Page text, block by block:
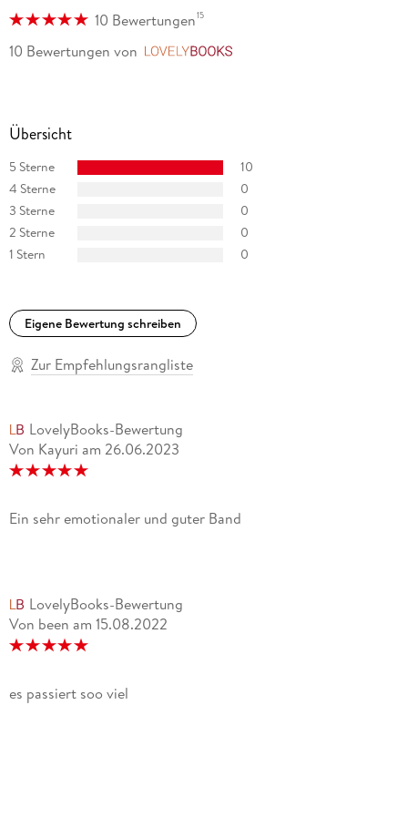
10 Bewertungen15
10 Bewertungen von
Übersicht
5 Sterne
10
4 Sterne
0
3 Sterne
0
2 Sterne
0
1 Stern
0
Eigene Bewertung schreiben
Zur Empfehlungsrangliste
LovelyBooks-Bewertung
Von Kayuri am 26.06.2023
Ein sehr emotionaler und guter Band
LovelyBooks-Bewertung
Von been am 15.08.2022
es passiert soo viel